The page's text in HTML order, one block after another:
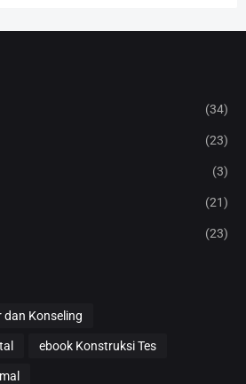
(34)
(23)
(3)
(21)
(23)
dan Konseling
ebook Konstruksi Tes